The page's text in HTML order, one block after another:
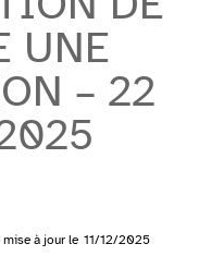
UNE
– 22
mise à jour le 11/12/2025